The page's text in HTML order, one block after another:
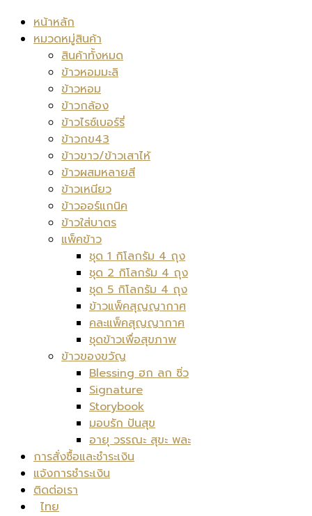
หน้าหลัก
หมวดหมู่สินค้า
สินค้าทั้งหมด
ข้าวหอมมะลิ
ข้าวหอม
ข้าวกล้อง
ข้าวไรซ์เบอร์รี่
ข้าวกข43
ข้าวขาว/ข้าวเสาไห้
ข้าวผสมหลายสี
ข้าวเหนียว
ข้าวออร์แกนิค
ข้าวใส่บาตร
แพ็คข้าว
ชุด 1 กิโลกรัม 4 ถุง
ชุด 2 กิโลกรัม 4 ถุง
ชุด 5 กิโลกรัม 4 ถุง
ข้าวแพ็คสุญญากาศ
คละแพ็คสุญญากาศ
ชุดข้าวเพื่อสุขภาพ
ข้าวของขวัญ
Blessing ฮก ลก ซิ่ว
Signature
Storybook
มอบรัก ปันสุข
อายุ วรรณะ สุขะ พละ
การสั่งซื้อและชำระเงิน
แจ้งการชำระเงิน
ติดต่อเรา
ไทย